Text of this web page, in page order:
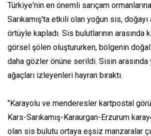
Türkiye'nin en önemli sarıçam
Sarıkamış'ta etkili olan yoğun sis,
örtüyle kapladı. Sis bulutlarının arasında
görsel şölen oluştururken, bölgenin
daha gözler önüne serildi. Sisin arasında
ağaçları izleyenleri hayran bıraktı.
"Karayolu ve menderesler kartpostal
Kars-Sarıkamış-Karaurgan-Erzurum
olan sis bulutu ortaya eşsiz manzaralar